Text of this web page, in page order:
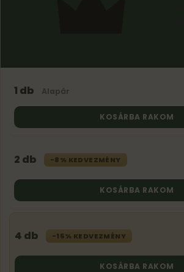
1 db Alapár
KOSÁRBA RAKOM
2 db -8% KEDVEZMÉNY
KOSÁRBA RAKOM
4 db -15% KEDVEZMÉNY
KOSÁRBA RAKOM